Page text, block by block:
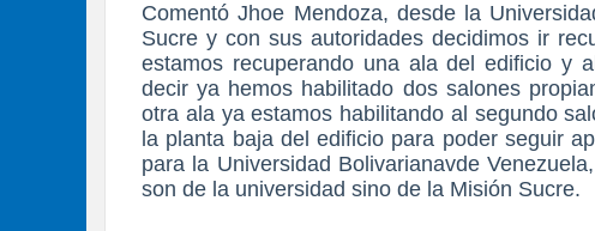
Comentó Jhoe Mendoza, desde la
Sucre y con sus autoridades decidimos ir
estamos recuperando una ala del edificio y
decir ya hemos habilitado dos salones
otra ala ya estamos habilitando al segundo
la planta baja del edificio para poder seguir
para la Universidad Bolivarianavde
son de la universidad sino de la Misión Sucre.